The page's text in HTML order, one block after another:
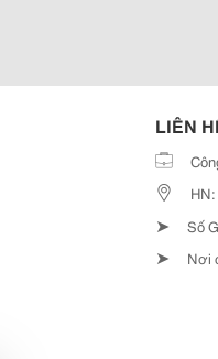
LIÊN
➤ Số
➤ Nơi